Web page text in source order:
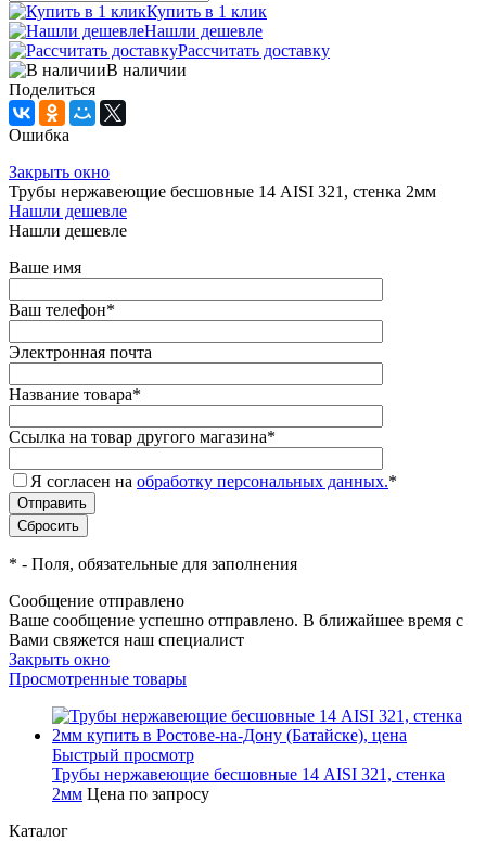
Купить в 1 клик
Нашли дешевле
Рассчитать доставку
В наличии
Поделиться
Ошибка
Закрыть окно
Трубы нержавеющие бесшовные 14 AISI 321, стенка 2мм
Нашли дешевле
Нашли дешевле
Ваше имя
Ваш телефон*
Электронная почта
Название товара*
Ссылка на товар другого магазина*
Я согласен на обработку персональных данных.*
* - Поля, обязательные для заполнения
Сообщение отправлено
Ваше сообщение успешно отправлено. В ближайшее время с
Вами свяжется наш специалист
Закрыть окно
Просмотренные товары
Быстрый просмотр
Трубы нержавеющие бесшовные 14 AISI 321, стенка
2мм Цена по запросу
Каталог